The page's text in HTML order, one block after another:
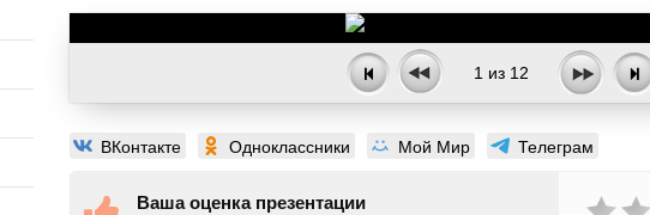
1 из 12
ВКонтакте Одноклассники Мой Мир Телеграм
Ваша оценка презентации